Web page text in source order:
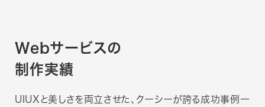
Webサービスの
制作実績
UIUXと美しさを両立させた、クーシーが誇る成功事例一